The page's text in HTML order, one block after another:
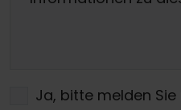
Ja, bitte melden